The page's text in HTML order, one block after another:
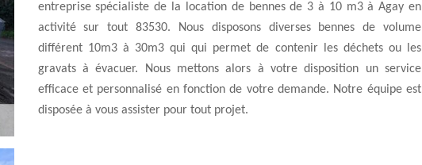
entreprise spécialiste de la location de bennes de 3 à 10 m3 à Agay en
activité sur tout 83530. Nous disposons diverses bennes de volume
différent 10m3 à 30m3 qui qui permet de contenir les déchets ou les
gravats à évacuer. Nous mettons alors à votre disposition un service
efficace et personnalisé en fonction de votre demande. Notre équipe est
disposée à vous assister pour tout projet.